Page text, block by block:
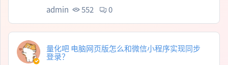
admin 552 0
量化吧 电脑网页版怎么和微信小程序实现同步
登录？